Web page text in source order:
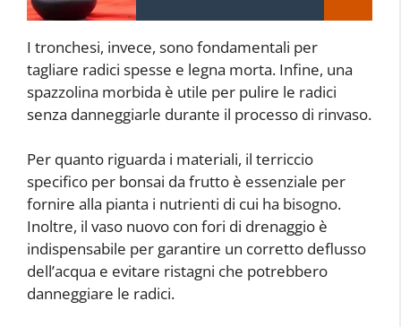
I tronchesi, invece, sono fondamentali per
tagliare radici spesse e legna morta. Infine, una
spazzolina morbida è utile per pulire le radici
senza danneggiarle durante il processo di rinvaso.
Per quanto riguarda i materiali, il terriccio
specifico per bonsai da frutto è essenziale per
fornire alla pianta i nutrienti di cui ha bisogno.
Inoltre, il vaso nuovo con fori di drenaggio è
indispensabile per garantire un corretto deflusso
dell’acqua e evitare ristagni che potrebbero
danneggiare le radici.